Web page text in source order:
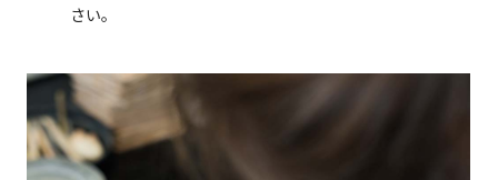
さい。